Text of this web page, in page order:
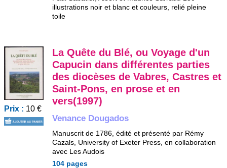
illustrations noir et blanc et couleurs, relié pleine
toile
Prix : 10 €
La Quête du Blé, ou Voyage d'un
Capucin dans différentes parties
des diocèses de Vabres, Castres et
Saint-Pons, en prose et en
vers(1997)
Venance Dougados
Manuscrit de 1786, édité et présenté par Rémy
Cazals, University of Exeter Press, en collaboration
avec Les Audois
104 pages